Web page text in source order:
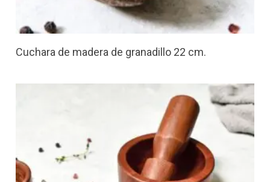
Cuchara de madera de granadillo 22 cm.